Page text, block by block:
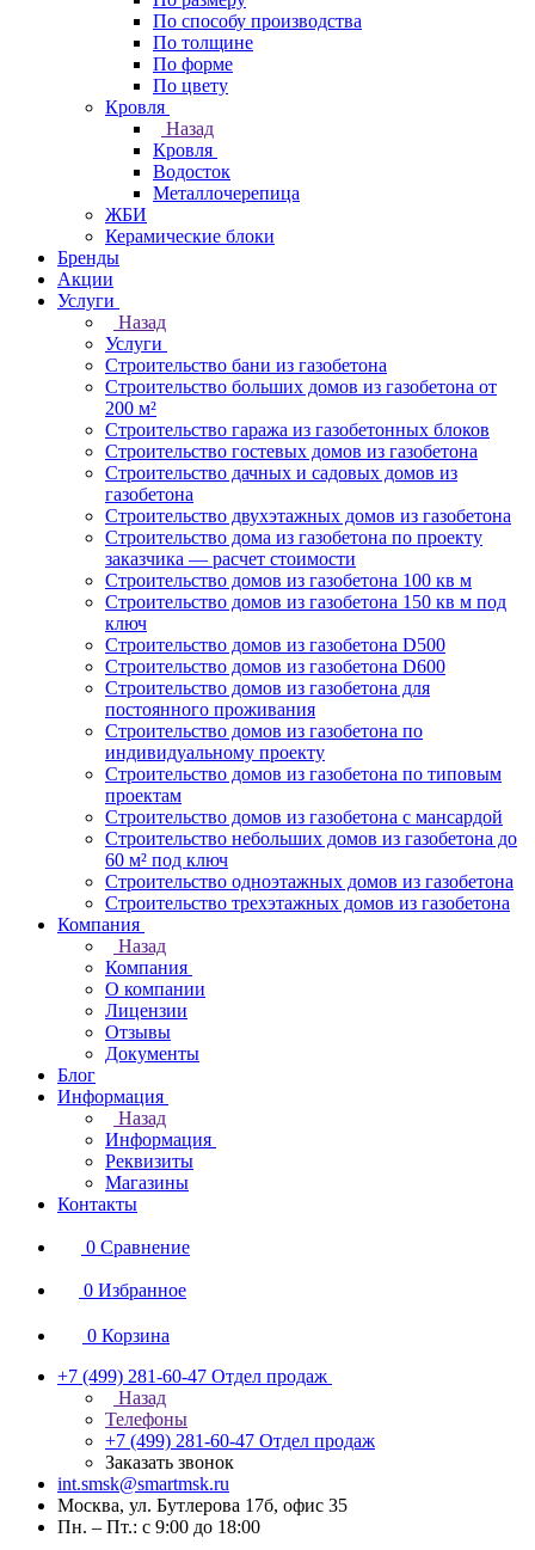
По способу производства
По толщине
По форме
По цвету
Кровля
Назад
Кровля
Водосток
Металлочерепица
ЖБИ
Керамические блоки
Бренды
Акции
Услуги
Назад
Услуги
Строительство бани из газобетона
Строительство больших домов из газобетона от
200 м²
Строительство гаража из газобетонных блоков
Строительство гостевых домов из газобетона
Строительство дачных и садовых домов из
газобетона
Строительство двухэтажных домов из газобетона
Строительство дома из газобетона по проекту
заказчика — расчет стоимости
Строительство домов из газобетона 100 кв м
Строительство домов из газобетона 150 кв м под
ключ
Строительство домов из газобетона D500
Строительство домов из газобетона D600
Строительство домов из газобетона для
постоянного проживания
Строительство домов из газобетона по
индивидуальному проекту
Строительство домов из газобетона по типовым
проектам
Строительство домов из газобетона с мансардой
Строительство небольших домов из газобетона до
60 м² под ключ
Строительство одноэтажных домов из газобетона
Строительство трехэтажных домов из газобетона
Компания
Назад
Компания
О компании
Лицензии
Отзывы
Документы
Блог
Информация
Назад
Информация
Реквизиты
Магазины
Контакты
0 Сравнение
0 Избранное
0 Корзина
+7 (499) 281-60-47 Отдел продаж
Назад
Телефоны
+7 (499) 281-60-47 Отдел продаж
Заказать звонок
int.smsk@smartmsk.ru
Москва, ул. Бутлерова 17б, офис 35
Пн. – Пт.: с 9:00 до 18:00